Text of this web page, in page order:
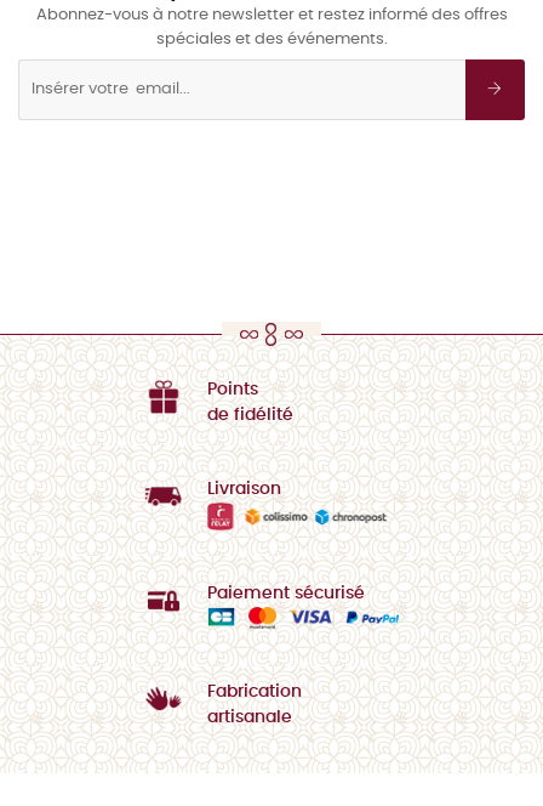
Abonnez-vous à notre newsletter et restez informé des offres
spéciales et des événements.
Points
de fidélité
Livraison
Paiement sécurisé
Fabrication
artisanale